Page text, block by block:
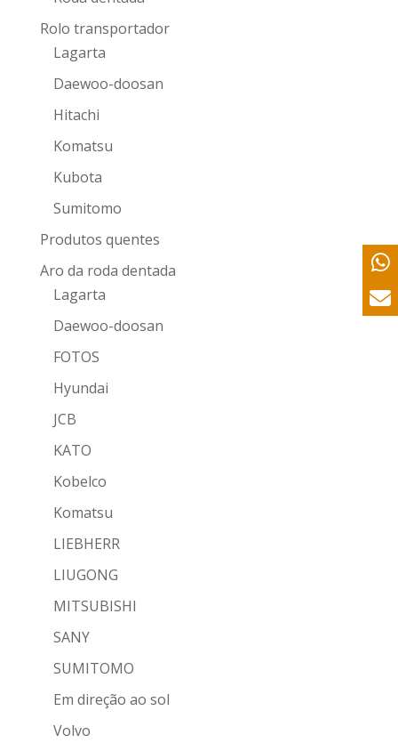
Rolo transportador
Lagarta
Daewoo-doosan
Hitachi
Komatsu
Kubota
Sumitomo
Produtos quentes
Aro da roda dentada
Lagarta
Daewoo-doosan
FOTOS
Hyundai
JCB
KATO
Kobelco
Komatsu
LIEBHERR
LIUGONG
MITSUBISHI
SANY
SUMITOMO
Em direção ao sol
Volvo